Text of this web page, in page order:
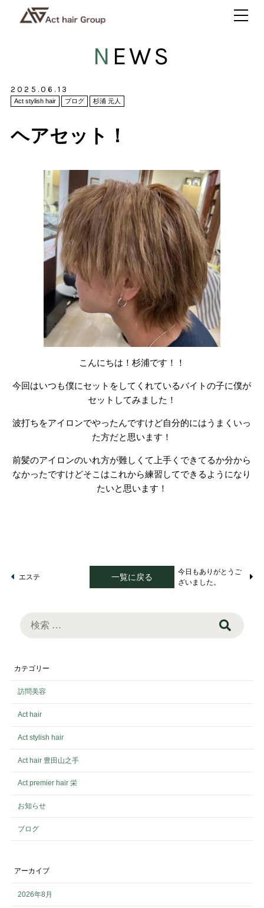
NEWS
2025.06.13
Act stylish hair ブログ 杉浦 元人
ヘアセット！
こんにちは！杉浦です！！
今回はいつも僕にセットをしてくれているバイトの子に僕が
セットしてみました！
波打ちをアイロンでやったんですけど自分的にはうまくいっ
た方だと思います！
前髪のアイロンのいれ方が難しくて上手くできてるか分から
なかったですけどそこはこれから練習してできるようになり
たいと思います！
エステ 一覧に戻る
今日もありがとうご
ざいました。
検
索:
カテゴリー
訪問美容
Act hair
Act stylish hair
Act hair 豊田山之手
Act premier hair 栄
お知らせ
ブログ
アーカイブ
2026年8月